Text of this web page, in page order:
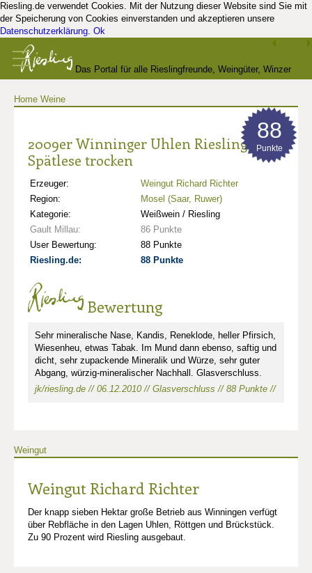
Riesling.de verwendet Cookies. Mit der Nutzung dieser Website sind Sie mit
der Speicherung von Cookies einverstanden und akzeptieren unsere
Datenschutzerklärung. Ok
Das Portal für alle Rieslingfreunde, Weingüter, Winzer
Home Weine
2009er Winninger Uhlen Riesling
Spätlese trocken
Erzeuger:
Weingut Richard Richter
Region:
Mosel (Saar, Ruwer)
Kategorie:
Weißwein / Riesling
Gault Millau:
86 Punkte
User Bewertung:
88 Punkte
Riesling.de:
88 Punkte
88
Punkte
Bewertung
Sehr mineralische Nase, Kandis, Reneklode, heller Pfirsich,
Wiesenheu, etwas Tabak. Im Mund dann ebenso, saftig und
dicht, sehr zupackende Mineralik und Würze, sehr guter
Abgang, würzig-mineralischer Nachhall. Glasverschluss.
jk/riesling.de // 06.12.2010 // Glasverschluss // 88 Punkte //
Weingut
Weingut Richard Richter
Der knapp sieben Hektar große Betrieb aus Winningen verfügt
über Rebfläche in den Lagen Uhlen, Röttgen und Brückstück.
Zu 90 Prozent wird Riesling ausgebaut.